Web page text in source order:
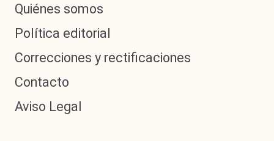
Quiénes somos
Política editorial
Correcciones y rectificaciones
Contacto
Aviso Legal